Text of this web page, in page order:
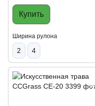
Купить
Ширина рулона
2 4